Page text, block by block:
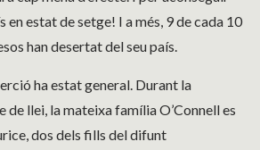
en estat de setge! I a més, 9 de cada 10
han desertat del seu país.
ha estat general. Durant la
llei, la mateixa família O’Connell es
dos dels fills del difunt